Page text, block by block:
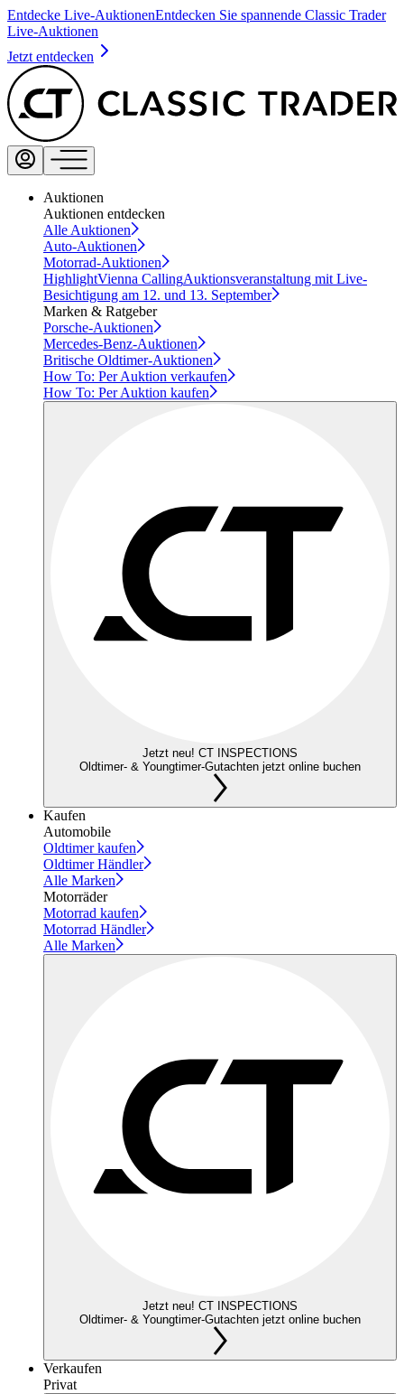
Entdecke Live-AuktionenEntdecken Sie spannende Classic Trader
Live-Auktionen
Jetzt entdecken
Auktionen
Auktionen entdecken
Alle Auktionen
Auto-Auktionen
Motorrad-Auktionen
HighlightVienna CallingAuktionsveranstaltung mit Live-
Besichtigung am 12. und 13. September
Marken & Ratgeber
Porsche-Auktionen
Mercedes-Benz-Auktionen
Britische Oldtimer-Auktionen
How To: Per Auktion verkaufen
How To: Per Auktion kaufen
Jetzt neu! CT INSPECTIONS
Oldtimer- & Youngtimer-Gutachten jetzt online buchen
Kaufen
Automobile
Oldtimer kaufen
Oldtimer Händler
Alle Marken
Motorräder
Motorrad kaufen
Motorrad Händler
Alle Marken
Jetzt neu! CT INSPECTIONS
Oldtimer- & Youngtimer-Gutachten jetzt online buchen
Verkaufen
Privat